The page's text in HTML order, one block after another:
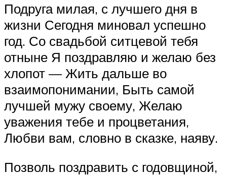
Подруга милая, с лучшего дня в
жизни Сегодня миновал успешно
год. Со свадьбой ситцевой тебя
отныне Я поздравляю и желаю без
хлопот — Жить дальше во
взаимопонимании, Быть самой
лучшей мужу своему, Желаю
уважения тебе и процветания,
Любви вам, словно в сказке, наяву.
Позволь поздравить с годовщиной,